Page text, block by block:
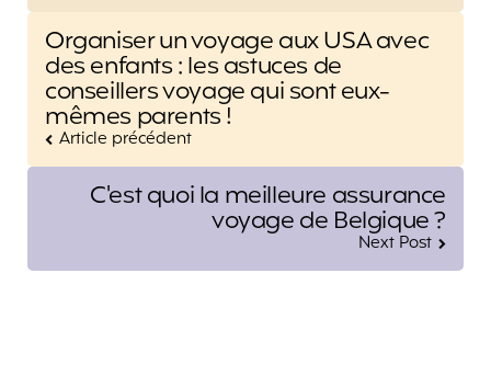
Post
navigation
Organiser un voyage aux USA avec
des enfants : les astuces de
conseillers voyage qui sont eux-
mêmes parents !
Article précédent
C'est quoi la meilleure assurance
voyage de Belgique ?
Next Post